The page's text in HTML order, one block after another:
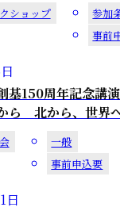
ショップ
参加
事前
日
基150周年記念講
ら 北から、世界へ
一般
事前申込要
日